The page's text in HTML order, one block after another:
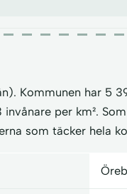
Kommunen har 5
per km².
som täcker hela